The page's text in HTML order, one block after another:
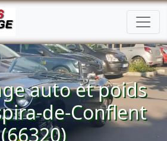
auto et poids
de-Conflent
(66320)